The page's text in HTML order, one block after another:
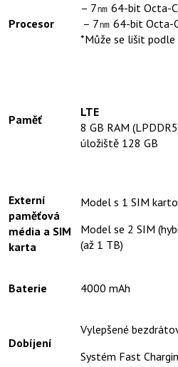
Procesor
– 7㎚ 64-bit Octa-
– 7㎚ 64-bit Octa-
*Může se lišit
Paměť
LTE
8 GB RAM
úložiště 128 GB
Externí
paměťová
média a SIM
karta
Model s 1 SIM
Model se 2 SIM
(až 1 TB)
Baterie 4000 mAh
Dobíjení
Vylepšené
Systém Fast